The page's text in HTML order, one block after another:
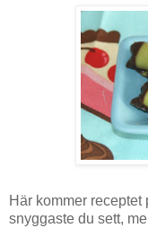
Här kommer
snyggaste du sett,